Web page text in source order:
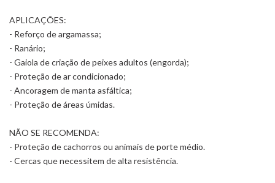
APLICAÇÕES:
- Reforço de argamassa;
- Ranário;
- Gaiola de criação de peixes adultos (engorda);
- Proteção de ar condicionado;
- Ancoragem de manta asfáltica;
- Proteção de áreas úmidas.
NÃO SE RECOMENDA:
- Proteção de cachorros ou animais de porte médio.
- Cercas que necessitem de alta resistência.